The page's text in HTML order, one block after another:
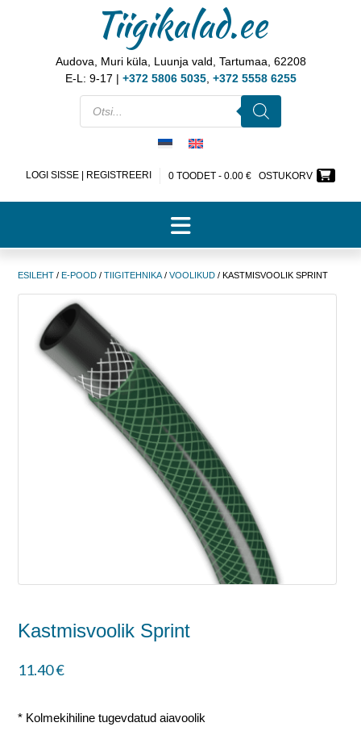
Tiigikalad.ee
Audova, Muri küla, Luunja vald, Tartumaa, 62208
E-L: 9-17 | +372 5806 5035, +372 5558 6255
LOGI SISSE | REGISTREERI 0 TOODET - 0.00 € OSTUKORV
ESILEHT / E-POOD / TIIGITEHNIKA / VOOLIKUD / KASTMISVOOLIK SPRINT
Kastmisvoolik Sprint
11.40€
* Kolmekihiline tugevdatud aiavoolik